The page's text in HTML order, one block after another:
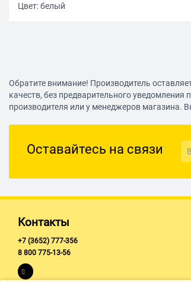
Цвет: белый
Обратите внимание! Производитель
качеств, без предварительного
производителя или у менеджеров магазина.
Оставайтесь на связи
Контакты
+7 (3652) 777-356
8 800 775-13-56